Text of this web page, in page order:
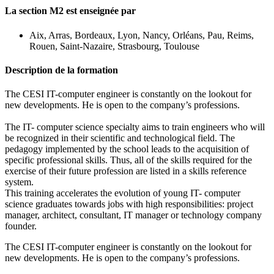
La section M2 est enseignée par
Aix, Arras, Bordeaux, Lyon, Nancy, Orléans, Pau, Reims,
Rouen, Saint-Nazaire, Strasbourg, Toulouse
Description de la formation
The CESI IT-computer engineer is constantly on the lookout for
new developments. He is open to the company’s professions.
The IT- computer science specialty aims to train engineers who will
be recognized in their scientific and technological field. The
pedagogy implemented by the school leads to the acquisition of
specific professional skills. Thus, all of the skills required for the
exercise of their future profession are listed in a skills reference
system.
This training accelerates the evolution of young IT- computer
science graduates towards jobs with high responsibilities: project
manager, architect, consultant, IT manager or technology company
founder.
The CESI IT-computer engineer is constantly on the lookout for
new developments. He is open to the company’s professions.